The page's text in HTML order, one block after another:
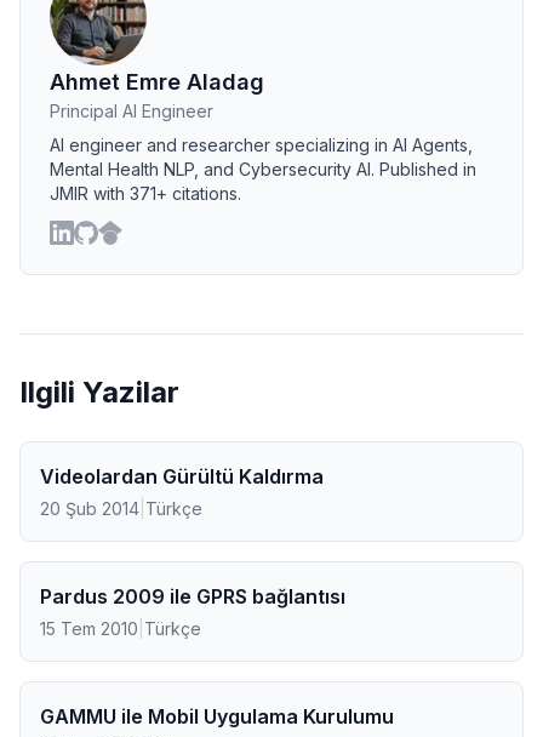
Ahmet Emre Aladag
Principal AI Engineer
AI engineer and researcher specializing in AI Agents,
Mental Health NLP, and Cybersecurity AI. Published in
JMIR with 371+ citations.
Ilgili Yazilar
Videolardan Gürültü Kaldırma
20 Şub 2014 Türkçe
Pardus 2009 ile GPRS bağlantısı
15 Tem 2010 Türkçe
GAMMU ile Mobil Uygulama Kurulumu